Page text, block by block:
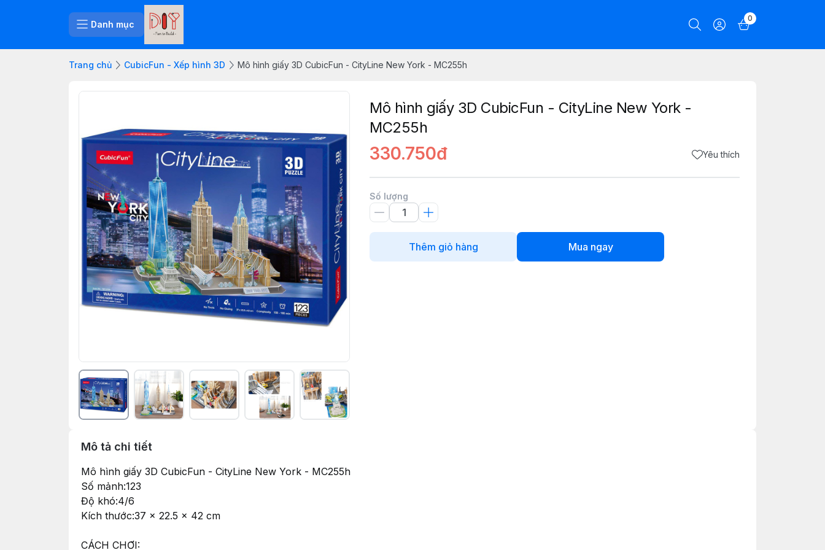
Danh mục
0
Trang chủ CubicFun - Xếp hình 3D Mô hình giấy 3D CubicFun - CityLine New York - MC255h
Mô hình giấy 3D CubicFun - CityLine New York -
MC255h
330.750đ Yêu thích
Số lượng
Thêm giỏ hàng Mua ngay
Mô tả chi tiết
Mô hình giấy 3D CubicFun - CityLine New York - MC255h
Số mảnh:123
Độ khó:4/6
Kích thước:37 x 22.5 x 42 cm
CÁCH CHƠI: